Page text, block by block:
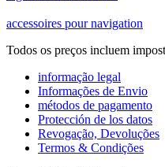
accessoires pour navigation
Todos os preços incluem
informação legal
Informações de Envio
métodos de pagamento
Protección de los datos
Revogação, Devoluções
Termos & Condições